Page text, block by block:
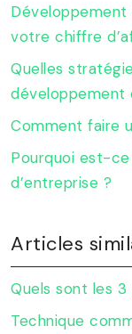
votre chiffre
Quelles
développement
Comment faire
Pourquoi est-
d’entreprise ?
Articles
Quels sont les
Technique